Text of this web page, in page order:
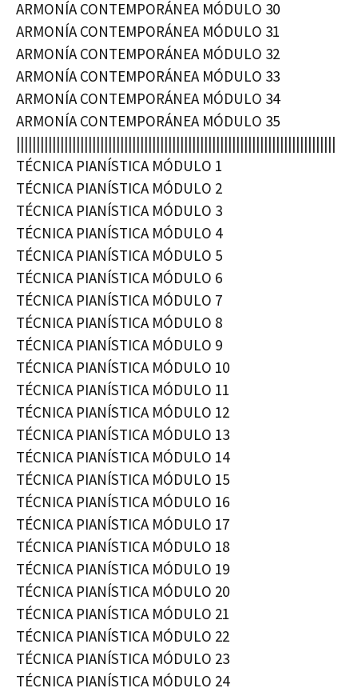
ARMONÍA CONTEMPORÁNEA MÓDULO 30
ARMONÍA CONTEMPORÁNEA MÓDULO 31
ARMONÍA CONTEMPORÁNEA MÓDULO 32
ARMONÍA CONTEMPORÁNEA MÓDULO 33
ARMONÍA CONTEMPORÁNEA MÓDULO 34
ARMONÍA CONTEMPORÁNEA MÓDULO 35
||||||||||||||||||||||||||||||||||||||||||||||||||||||||||||||||||||||||||||||||
TÉCNICA PIANÍSTICA MÓDULO 1
TÉCNICA PIANÍSTICA MÓDULO 2
TÉCNICA PIANÍSTICA MÓDULO 3
TÉCNICA PIANÍSTICA MÓDULO 4
TÉCNICA PIANÍSTICA MÓDULO 5
TÉCNICA PIANÍSTICA MÓDULO 6
TÉCNICA PIANÍSTICA MÓDULO 7
TÉCNICA PIANÍSTICA MÓDULO 8
TÉCNICA PIANÍSTICA MÓDULO 9
TÉCNICA PIANÍSTICA MÓDULO 10
TÉCNICA PIANÍSTICA MÓDULO 11
TÉCNICA PIANÍSTICA MÓDULO 12
TÉCNICA PIANÍSTICA MÓDULO 13
TÉCNICA PIANÍSTICA MÓDULO 14
TÉCNICA PIANÍSTICA MÓDULO 15
TÉCNICA PIANÍSTICA MÓDULO 16
TÉCNICA PIANÍSTICA MÓDULO 17
TÉCNICA PIANÍSTICA MÓDULO 18
TÉCNICA PIANÍSTICA MÓDULO 19
TÉCNICA PIANÍSTICA MÓDULO 20
TÉCNICA PIANÍSTICA MÓDULO 21
TÉCNICA PIANÍSTICA MÓDULO 22
TÉCNICA PIANÍSTICA MÓDULO 23
TÉCNICA PIANÍSTICA MÓDULO 24